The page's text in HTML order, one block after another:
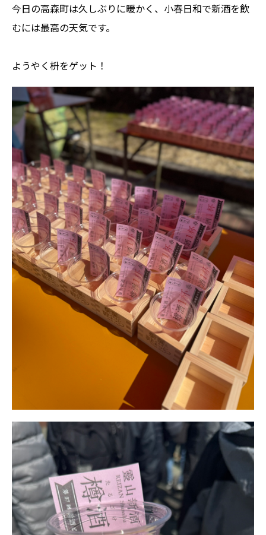
今日の高森町は久しぶりに暖かく、小春日和で新酒を飲
むには最高の天気です。
ようやく枡をゲット！